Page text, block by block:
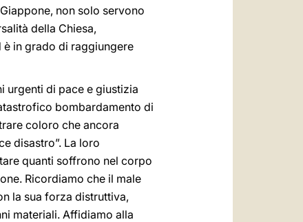
non solo servono
della Chiesa,
in grado di raggiungere
urgenti di pace e giustizia
bombardamento di
coloro che ancora
disastro”. La loro
quanti soffrono nel corpo
Ricordiamo che il male
la sua forza distruttiva,
materiali. Affidiamo alla